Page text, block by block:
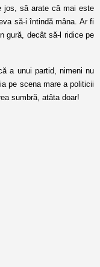
jos, să arate că mai este
să-i întindă mâna. Ar fi
gură, decât să-l ridice pe
a unui partid, nimeni nu
pe scena mare a politicii
sumbră, atâta doar!